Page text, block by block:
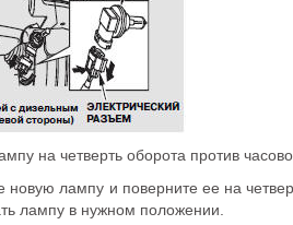
на четверть оборота против
новую лампу и поверните ее на
лампу в нужном положении.